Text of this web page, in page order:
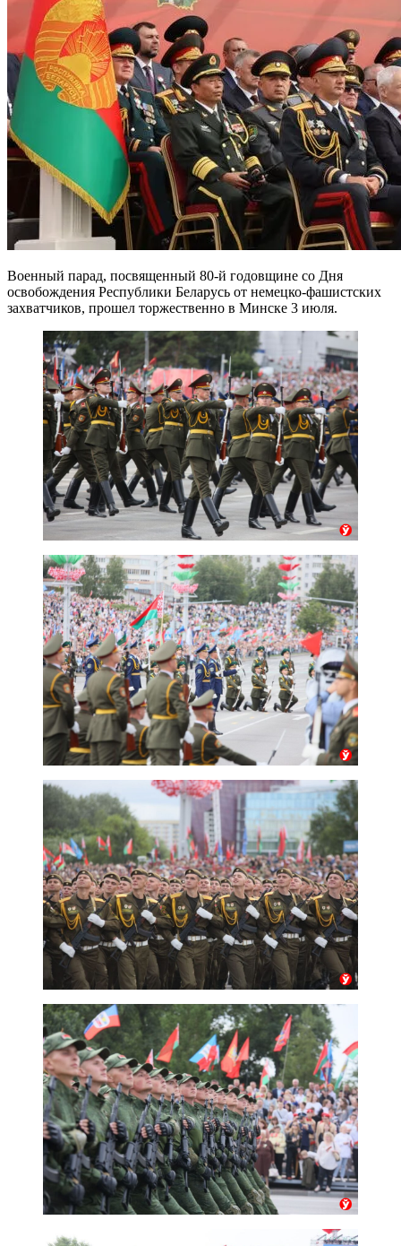
Военный парад, посвященный 80-й годовщине со Дня
освобождения Республики Беларусь от немецко-фашистских
захватчиков, прошел торжественно в Минске 3 июля.